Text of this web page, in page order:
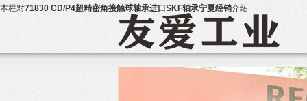
本栏对71830 CD/P4超精密角接触球轴承进口SKF轴承宁夏经销介绍